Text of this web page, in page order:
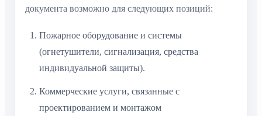
документа возможно для следующих позиций:
Пожарное оборудование и системы
(огнетушители, сигнализация, средства
индивидуальной защиты).
Коммерческие услуги, связанные с
проектированием и монтажом